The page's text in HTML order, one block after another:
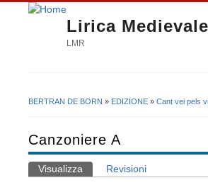
Lirica
LMR
BERTRAN DE BORN » EDIZIONE » Cant vei pels
Canzoniere A
Schede primarie
Visualizza (scheda attiva)
Revisioni